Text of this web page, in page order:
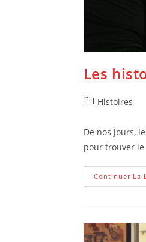
Les
PostHistoires
De nos jours,
pour trouver le
Continuer La